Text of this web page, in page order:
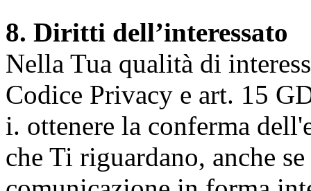
8. Diritti dell’interessato
Nella Tua qualità di
Codice Privacy e art. 15
i. ottenere la conferma
che Ti riguardano, anche